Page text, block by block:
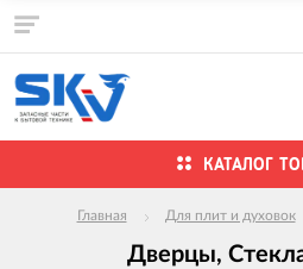
КАТАЛОГ
Главная Для плит и духовок
Дверцы,